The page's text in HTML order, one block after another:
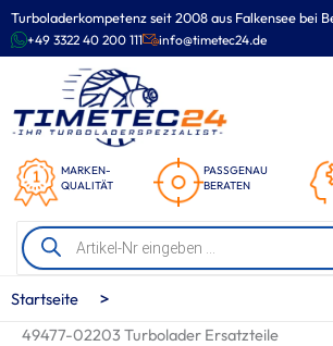
Turboladerkompetenz seit 2008 aus Falkensee bei
+49 3322 40 200 111 info@timetec24.de
MARKEN-
QUALITÄT
PASSGENAU
BERATEN
Products
search
Zum
Inhalt
springen
Startseite >
49477-02203 Turbolader Ersatzteile